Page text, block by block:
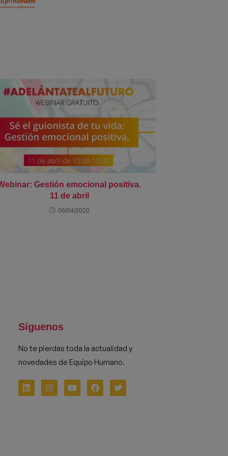
Gestión emocional positiva.
11 de abril
06/04/2020
Síguenos
No te pierdas toda la actualidad y
novedades de Equipo Humano.